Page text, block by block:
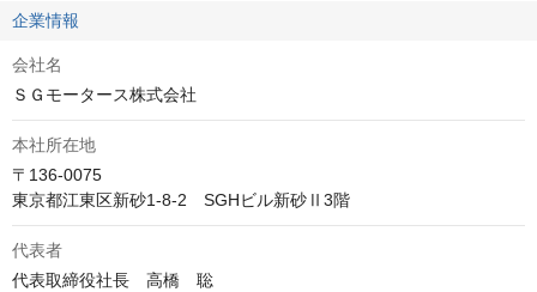
企業情報
会社名
ＳＧモータース株式会社
本社所在地
〒136-0075
東京都江東区新砂1-8-2　SGHビル新砂Ⅱ3階
代表者
代表取締役社長　高橋　聡